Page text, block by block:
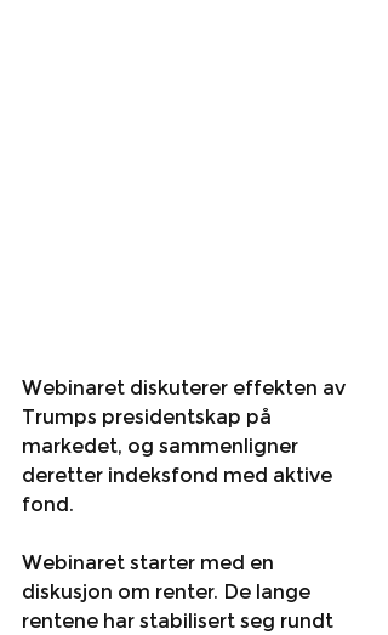
Webinaret diskuterer effekten av
Trumps presidentskap på
markedet, og sammenligner
deretter indeksfond med aktive
fond.
Webinaret starter med en
diskusjon om renter. De lange
rentene har stabilisert seg rundt